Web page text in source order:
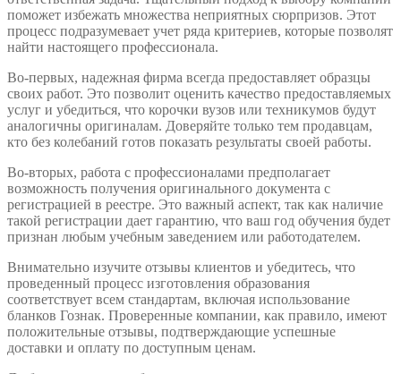
поможет избежать множества неприятных сюрпризов. Этот
процесс подразумевает учет ряда критериев, которые позволят
найти настоящего профессионала.
Во-первых, надежная фирма всегда предоставляет образцы
своих работ. Это позволит оценить качество предоставляемых
услуг и убедиться, что корочки вузов или техникумов будут
аналогичны оригиналам. Доверяйте только тем продавцам,
кто без колебаний готов показать результаты своей работы.
Во-вторых, работа с профессионалами предполагает
возможность получения оригинального документа с
регистрацией в реестре. Это важный аспект, так как наличие
такой регистрации дает гарантию, что ваш год обучения будет
признан любым учебным заведением или работодателем.
Внимательно изучите отзывы клиентов и убедитесь, что
проведенный процесс изготовления образования
соответствует всем стандартам, включая использование
бланков Гознак. Проверенные компании, как правило, имеют
положительные отзывы, подтверждающие успешные
доставки и оплату по доступным ценам.